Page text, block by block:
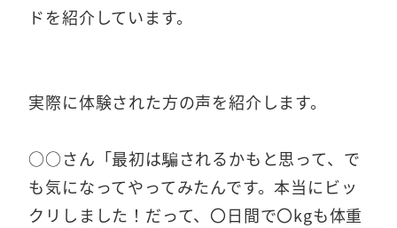
ドを紹介しています。
実際に体験された方の声を紹介します。
○○さん「最初は騙されるかもと思って、で
も気になってやってみたんです。本当にビッ
クリしました！だって、〇日間で〇kgも体重